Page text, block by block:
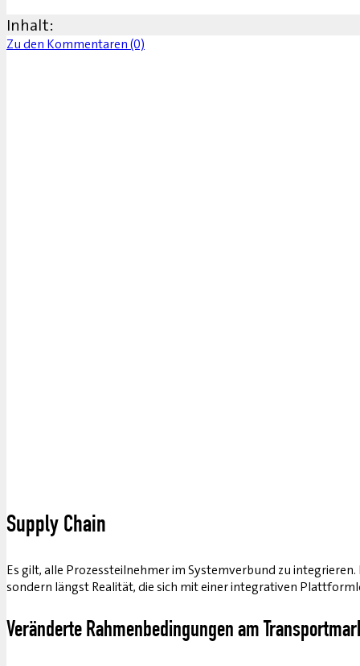
Inhalt:
Zu den Kommentaren (0)
Supply Chain
Es gilt, alle Prozessteilnehmer im Systemverbund zu
sondern längst Realität, die sich mit einer integrativen
Veränderte Rahmenbedingungen am